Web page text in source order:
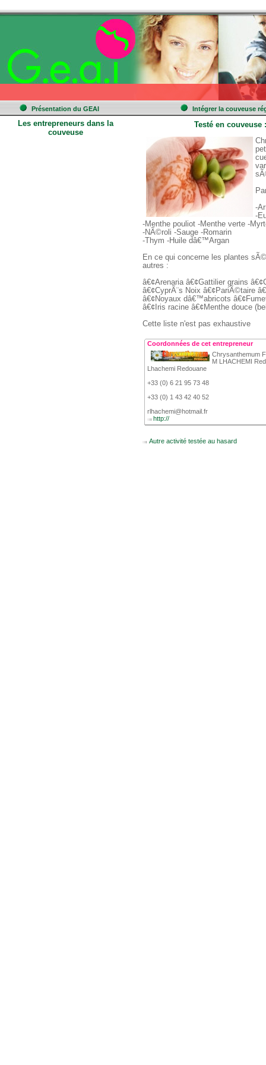
Présentation du GEAI Intégrer la couveuse
Les entrepreneurs dans la
couveuse
Testé en couveuse
-
-
-Menthe pouliot -Menthe verte -
-NÃ©roli -Sauge -Romarin
-Thym -Huile dâ€™Argan
En ce qui concerne les plantes
autres :
â€¢Arenaria â€¢Gattilier grains
â€¢CyprÃ¨s Noix â€¢PariÃ©taire
â€¢Noyaux dâ€™abricots
â€¢Iris racine â€¢Menthe douce
Cette liste n'est pas exhaustive
Coordonnées de cet entrepreneur
Chrysanthemum
M LHACHEMI
Lhachemi Redouane
+33 (0) 6 21 95 73 48
+33 (0) 1 43 42 40 52
rlhachemi@hotmail.fr
http://
Autre activité testée au hasard